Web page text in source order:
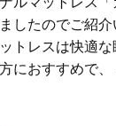
したのでご紹介
トレスは快適
におすすめで